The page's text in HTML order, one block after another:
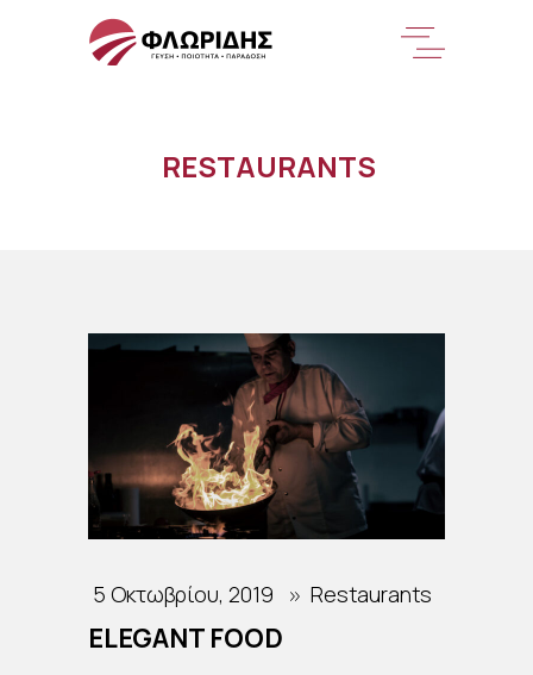
RESTAURANTS
5 Οκτωβρίου, 2019 Restaurants
ELEGANT FOOD